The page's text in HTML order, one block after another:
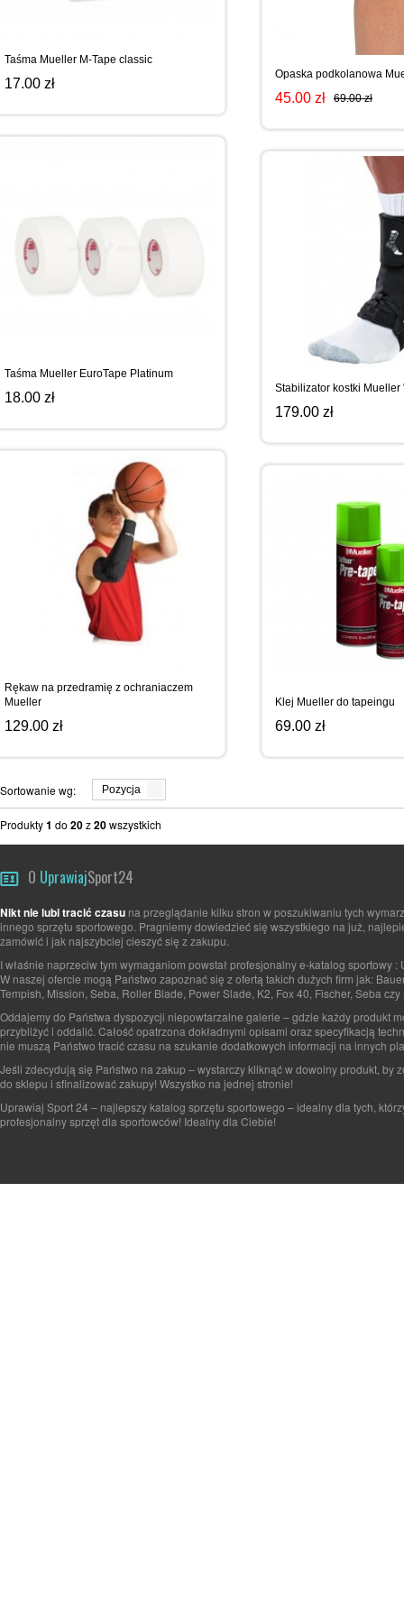
TURNIEJE
Taśma Mueller M-Tape classic
17.00 zł
Opaska podkolanowa
45.00 zł 69.00 zł
Taśma Mueller EuroTape Platinum
18.00 zł
Stabilizator kostki Mueller
179.00 zł
Rękaw na przedramię z ochraniaczem
Mueller
129.00 zł
Klej Mueller do tapeingu
69.00 zł
Sortowanie wg: Pozycja
Produkty1 do 20z20wszystkich
O UprawiajSport24
Nikt nie lubi tracić czasu na przeglądanie kilku stron w poszukiwaniu tych
innego sprzętu sportowego. Pragniemy dowiedzieć się wszystkiego na już,
zamówić i jak najszybciej cieszyć się z zakupu.
I właśnie naprzeciw tym wymaganiom powstał profesjonalny e-katalog sportowy :
W naszej ofercie mogą Państwo zapoznać się z ofertą takich dużych firm jak:
Tempish, Mission, Seba, Roller Blade, Power Slade, K2, Fox 40, Fischer, Seba czy
Oddajemy do Państwa dyspozycji niepowtarzalne galerie – gdzie każdy produkt
przybliżyć i oddalić. Całość opatrzona dokładnymi opisami oraz specyfikacją
nie muszą Państwo tracić czasu na szukanie dodatkowych informacji na innych
Jeśli zdecydują się Państwo na zakup – wystarczy kliknąć w dowolny produkt, by
do sklepu i sfinalizować zakupy! Wszystko na jednej stronie!
Uprawiaj Sport 24 – najlepszy katalog sprzętu sportowego – idealny dla tych,
profesjonalny sprzęt dla sportowców! Idealny dla Ciebie!